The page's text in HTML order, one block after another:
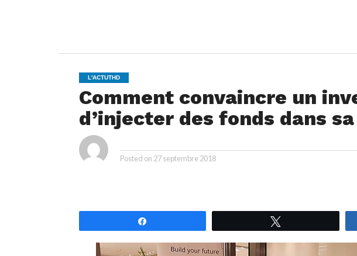
L'ACTUTHD
Comment convaincre un
d’injecter des fonds dans
Posted on 27 septembre 2018